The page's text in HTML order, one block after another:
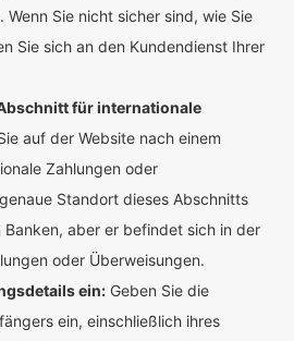
Sie nicht sicher sind, wie Sie
Sie sich an den Kundendienst Ihrer
für internationale
auf der Website nach einem
Zahlungen oder
Standort dieses Abschnitts
aber er befindet sich in der
oder Überweisungen.
ein: Geben Sie die
ein, einschließlich ihres